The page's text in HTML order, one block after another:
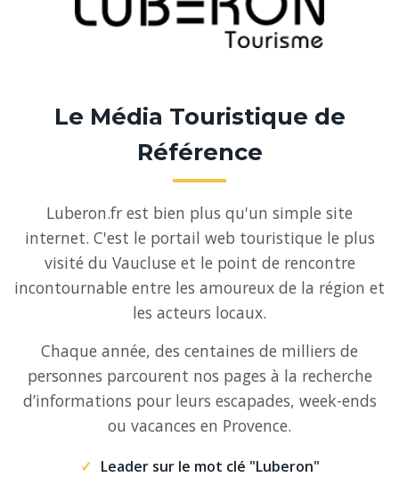
Le Média Touristique de
Référence
Luberon.fr est bien plus qu'un simple site
internet. C'est le portail web touristique le plus
visité du Vaucluse et le point de rencontre
incontournable entre les amoureux de la région et
les acteurs locaux.
Chaque année, des centaines de milliers de
personnes parcourent nos pages à la recherche
d’informations pour leurs escapades, week-ends
ou vacances en Provence.
Leader sur le mot clé "Luberon"